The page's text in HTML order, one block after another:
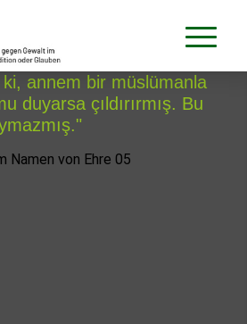
annem bir müslümanla
duyarsa çıldırırmış. Bu